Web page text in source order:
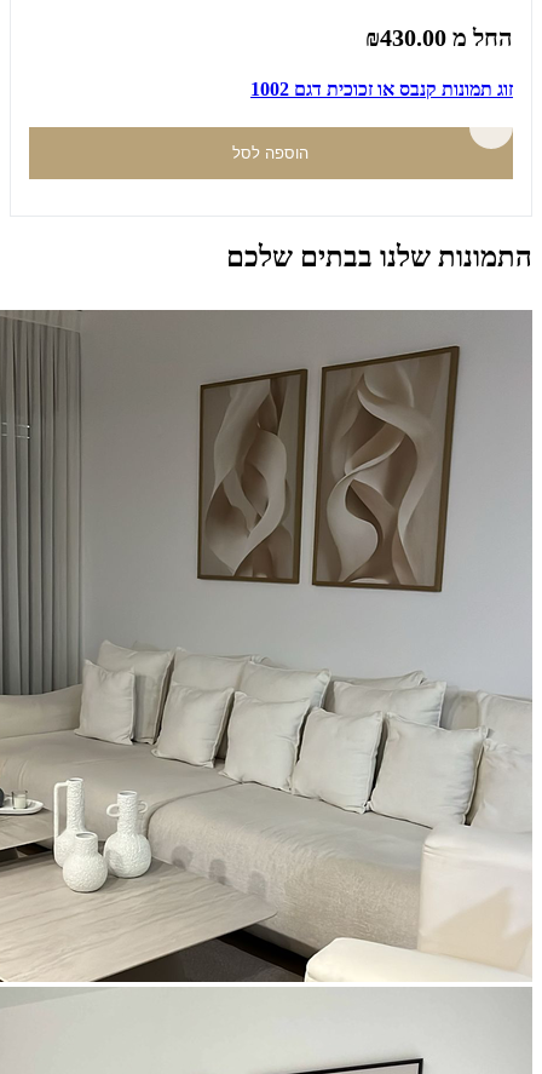
החל מ ₪430.00
זוג תמונות קנבס או זכוכית דגם 1002
הוספה לסל
התמונות שלנו בבתים שלכם